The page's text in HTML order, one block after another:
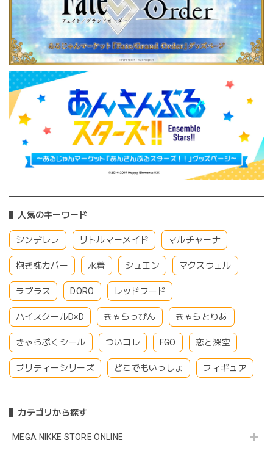
人気のキーワード
シンデレラ リトルマーメイド マルチャーナ
抱き枕カバー 水着 シュエン マクスウェル
ラプラス DORO レッドフード
ハイスクールD×D きゃらっぴん きゃらとりあ
きゃらぷくシール ついコレ FGO 恋と深空
プリティーシリーズ どこでもいっしょ フィギュア
カテゴリから探す
MEGA NIKKE STORE ONLINE